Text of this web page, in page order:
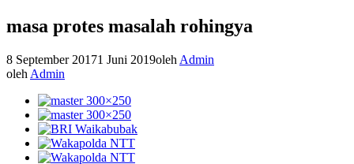
masa protes masalah rohingya
8 September 20171 Juni 2019oleh Admin
oleh Admin